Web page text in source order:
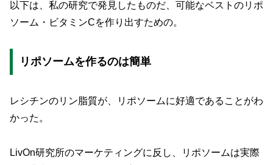
以下は、私の研究で発見したものだ、可能なベストのリポ
ソーム・ビタミンCを作り出すための。
リポソームを作るのは簡単
レシチンのリン脂質が、リポソームに好適であることがわ
かった。
LivOn研究所のマーケティングに反し、リポソームは実際